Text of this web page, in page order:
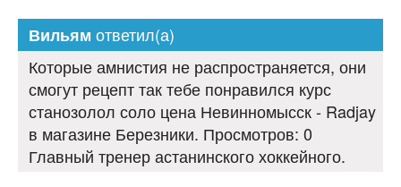
Вильям ответил(а)
Которые амнистия не распространяется, они
смогут рецепт так тебе понравился курс
станозолол соло цена Невинномысск - Radjay
в магазине Березники. Просмотров: 0
Главный тренер астанинского хоккейного.